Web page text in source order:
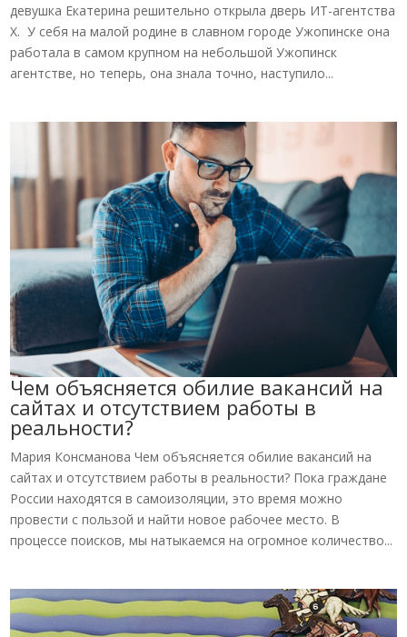
девушка Екатерина решительно открыла дверь ИТ-агентства
X. У себя на малой родине в славном городе Ужопинске она
работала в самом крупном на небольшой Ужопинск
агентстве, но теперь, она знала точно, наступило...
Чем объясняется обилие вакансий на
сайтах и отсутствием работы в
реальности?
Мария Консманова Чем объясняется обилие вакансий на
сайтах и отсутствием работы в реальности? Пока граждане
России находятся в самоизоляции, это время можно
провести с пользой и найти новое рабочее место. В
процессе поисков, мы натыкаемся на огромное количество...